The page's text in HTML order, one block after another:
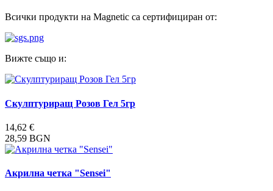
Всички продукти на Magnetic са сертифициран от:
Вижте също и:
Скулптуриращ Розов Гел 5гр
14,62 €
28,59 BGN
Акрилна четка "Sensei"